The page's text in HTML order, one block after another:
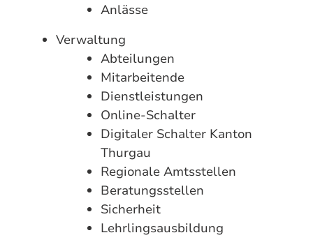
Anlässe
Verwaltung
Abteilungen
Mitarbeitende
Dienstleistungen
Online-Schalter
Digitaler Schalter Kanton
Thurgau
Regionale Amtsstellen
Beratungsstellen
Sicherheit
Lehrlingsausbildung